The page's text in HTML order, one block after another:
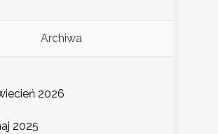
Archiwa
2026
2025